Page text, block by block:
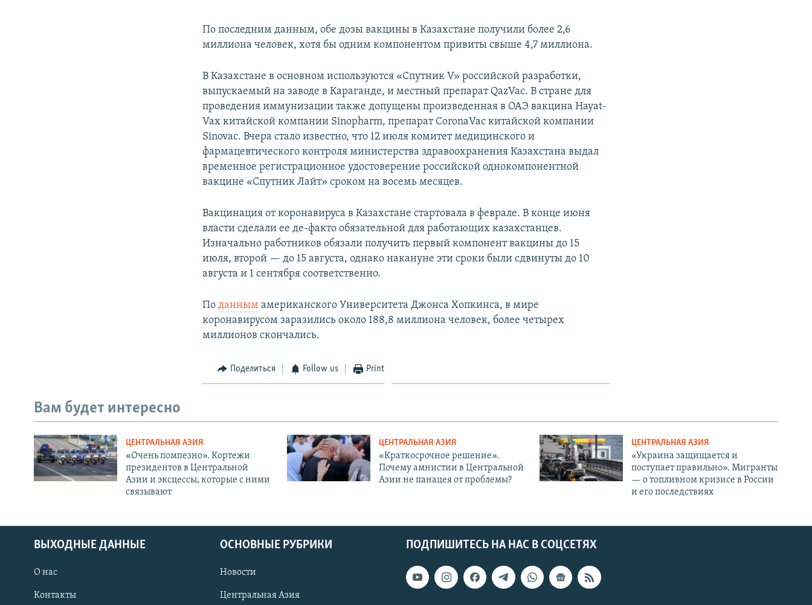
width
1080p
720p
По последним данным, обе дозы вакцины в Казахстане получили более 2,6
миллиона человек, хотя бы одним компонентом привиты свыше 4,7 миллиона.
В Казахстане в основном используются «Спутник V» российской разработки,
выпускаемый на заводе в Караганде, и местный препарат QazVac. В стране для
проведения иммунизации также допущены произведенная в ОАЭ вакцина Hayat-
Vax китайской компании Sinopharm, препарат CoronaVac китайской компании
Sinovac. Вчера стало известно, что 12 июля комитет медицинского и
фармацевтического контроля министерства здравоохранения Казахстана выдал
временное регистрационное удостоверение российской однокомпонентной
вакцине «Спутник Лайт» сроком на восемь месяцев.
Вакцинация от коронавируса в Казахстане стартовала в феврале. В конце июня
власти сделали ее де-факто обязательной для работающих казахстанцев.
Изначально работников обязали получить первый компонент вакцины до 15
июля, второй — до 15 августа, однако накануне эти сроки были сдвинуты до 10
августа и 1 сентября соответственно.
Поданным американского Университета Джонса Хопкинса, в мире
коронавирусом заразились около 188,8 миллиона человек, более четырех
миллионов скончались.
Поделиться Follow us Print
Вам будет интересно
ЦЕНТРАЛЬНАЯ АЗИЯ
«Очень помпезно». Кортежи
президентов в Центральной
Азии и эксцессы, которые с ними
связывают
ЦЕНТРАЛЬНАЯ АЗИЯ
«Краткосрочное решение».
Почему амнистии в Центральной
Азии не панацея от проблемы?
ЦЕНТРАЛЬНАЯ АЗИЯ
«Украина защищается и
поступает правильно». Мигранты
— о топливном кризисе в России
и его последствиях
ПОДПИШИТЕСЬ НА НАС В СОЦСЕТЯХ
ВЫХОДНЫЕ ДАННЫЕ
О нас
Контакты
ОСНОВНЫЕ РУБРИКИ
Новости
Центральная Азия